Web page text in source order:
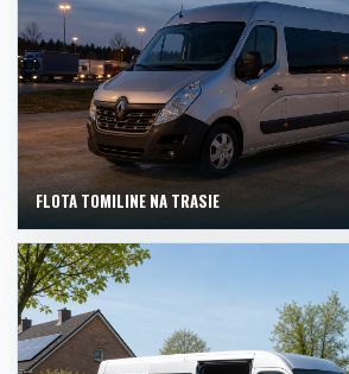
FLOTA TOMILINE NA TRASIE